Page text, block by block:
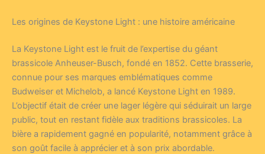
Les origines de Keystone Light : une histoire américaine
La Keystone Light est le fruit de l’expertise du géant
brassicole Anheuser-Busch, fondé en 1852. Cette brasserie,
connue pour ses marques emblématiques comme
Budweiser et Michelob, a lancé Keystone Light en 1989.
L’objectif était de créer une lager légère qui séduirait un large
public, tout en restant fidèle aux traditions brassicoles. La
bière a rapidement gagné en popularité, notamment grâce à
son goût facile à apprécier et à son prix abordable.